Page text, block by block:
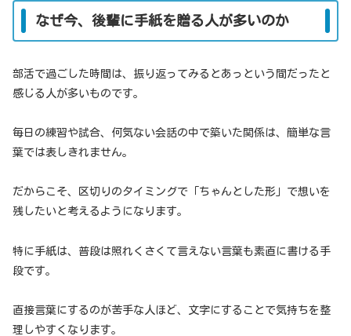
なぜ今、後輩に手紙を贈る人が多いのか
部活で過ごした時間は、振り返ってみるとあっという間だったと
感じる人が多いものです。
毎日の練習や試合、何気ない会話の中で築いた関係は、簡単な言
葉では表しきれません。
だからこそ、区切りのタイミングで「ちゃんとした形」で想いを
残したいと考えるようになります。
特に手紙は、普段は照れくさくて言えない言葉も素直に書ける手
段です。
直接言葉にするのが苦手な人ほど、文字にすることで気持ちを整
理しやすくなります。